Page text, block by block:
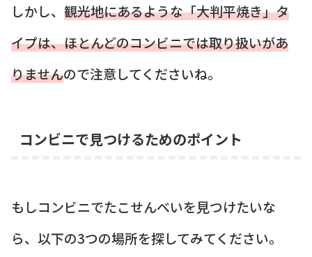
しかし、 観光地にあるような「大判平焼き」タ
イプは、ほとんどのコンビニでは取り扱いがあ
りませんので注意してくださいね。
コンビニで見つけるためのポイント
もしコンビニでたこせんべいを見つけたいな
ら、以下の3つの場所を探してみてください。